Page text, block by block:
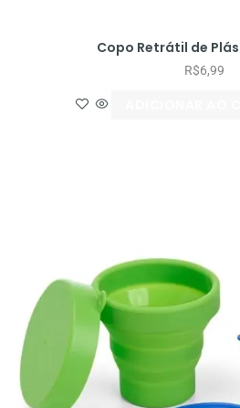
Copo Retrátil de
R$6,99